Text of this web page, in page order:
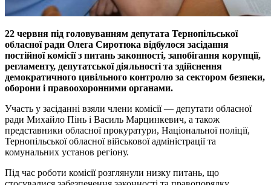
22 червня під головуванням депутата Тернопільської
обласної ради Олега Сиротюка відбулося засідання
постійної комісії з питань законності, запобігання корупції,
регламенту, депутатської діяльності та здійснення
демократичного цивільного контролю за сектором безпеки,
оборони і правоохоронними органами.
Участь у засіданні взяли члени комісії — депутати обласної
ради Михайло Пінь і Василь Марцинкевич, а також
представники обласної прокуратури, Національної поліції,
Тернопільської обласної військової адміністрації та
комунальних установ регіону.
Під час роботи комісії розглянули низку питань, що